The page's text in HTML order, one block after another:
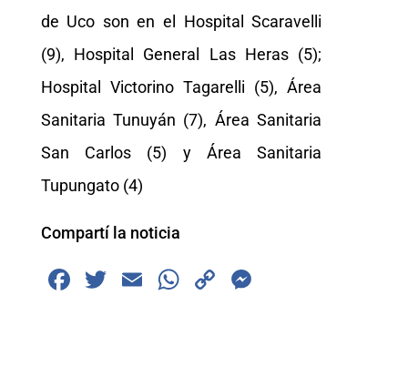
de Uco son en el Hospital Scaravelli
(9), Hospital General Las Heras (5);
Hospital Victorino Tagarelli (5), Área
Sanitaria Tunuyán (7), Área Sanitaria
San Carlos (5) y Área Sanitaria
Tupungato (4)
Compartí la noticia
F
T
E
W
C